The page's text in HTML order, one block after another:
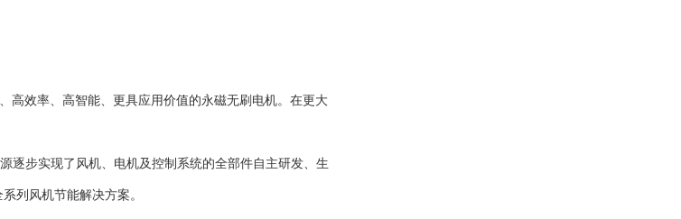
高效率、高智能、更具应用价值的永磁无刷电机。在更大
逐步实现了风机、电机及控制系统的全部件自主研发、生
列风机节能解决方案。